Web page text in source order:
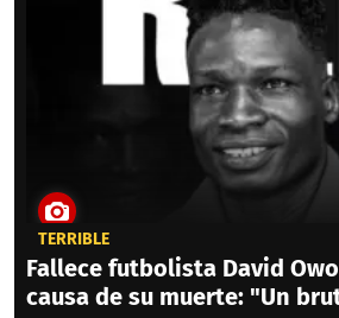
TERRIBLE
Fallece futbolista David
causa de su muerte: "Un